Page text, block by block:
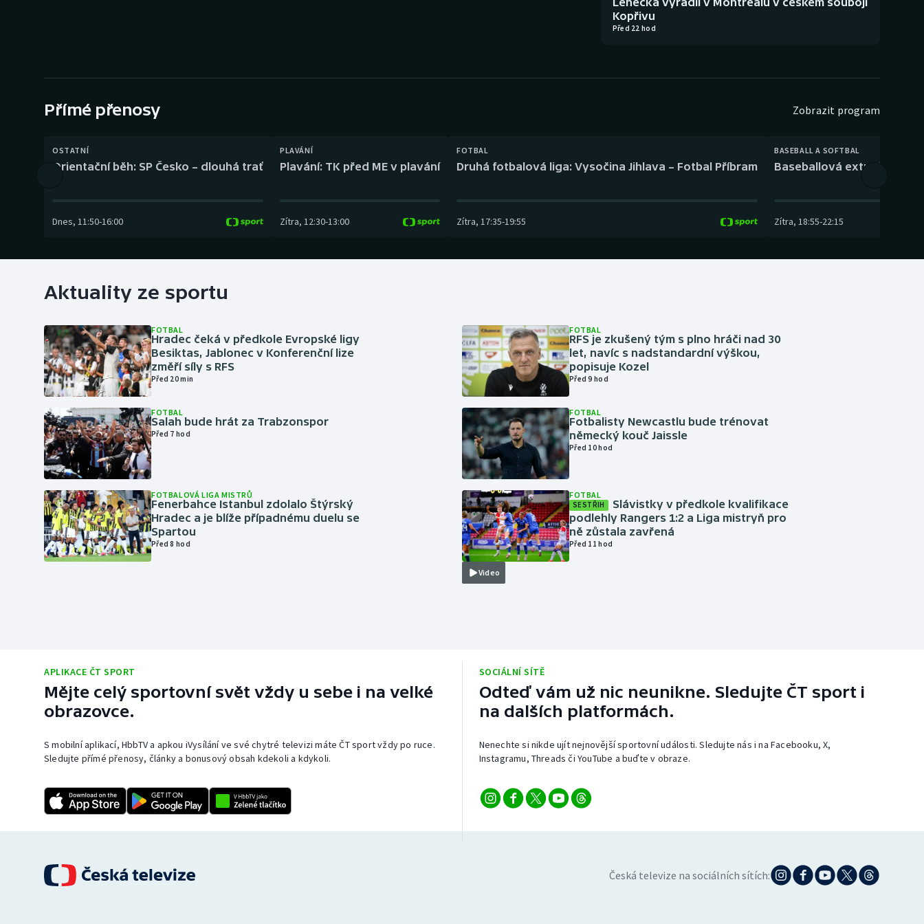
Gymnastika Plážový volejbal
Kopřivu
Před 22 hod
Přímé přenosy Zobrazit program
OSTATNÍ
Orientační běh: SP Česko – dlouhá trať
Dnes, 11:50-16:00
PLAVÁNÍ
Plavání: TK před ME v plavání
Zítra, 12:30-13:00
FOTBAL
Druhá fotbalová liga: Vysočina Jihlava – Fotbal Příbram
Zítra, 17:35-19:55
BASEBALL A SOFTBAL
Baseballová extraliga:
Zítra, 18:55-22:15
Aktuality ze sportu
FOTBAL
Hradec čeká v předkole Evropské ligy
Besiktas, Jablonec v Konferenční lize
změří síly s RFS
Před 20 min
FOTBAL
Salah bude hrát za Trabzonspor
Před 7 hod
FOTBALOVÁ LIGA MISTRŮ
Fenerbahce Istanbul zdolalo Štýrský
Hradec a je blíže případnému duelu se
Spartou
Před 8 hod
FOTBAL
RFS je zkušený tým s plno hráči nad 30
let, navíc s nadstandardní výškou,
popisuje Kozel
Před 9 hod
FOTBAL
Fotbalisty Newcastlu bude trénovat
německý kouč Jaissle
Před 10 hod
Video
FOTBAL
SESTŘIH
Slávistky v předkole kvalifikace
podlehly Rangers 1:2 a Liga mistryň pro
ně zůstala zavřená
Před 11 hod
APLIKACE ČT SPORT
Mějte celý sportovní svět vždy u sebe i na velké
obrazovce.
S mobilní aplikací, HbbTV a apkou iVysílání ve své chytré televizi máte ČT sport vždy po ruce.
Sledujte přímé přenosy, články a bonusový obsah kdekoli a kdykoli.
SOCIÁLNÍ SÍTĚ
Odteď vám už nic neunikne. Sledujte ČT sport i
na dalších platformách.
Nenechte si nikde ujít nejnovější sportovní události. Sledujte nás i na Facebooku, X,
Instagramu, Threads či YouTube a buďte v obraze.
Česká televize na sociálních sítích: